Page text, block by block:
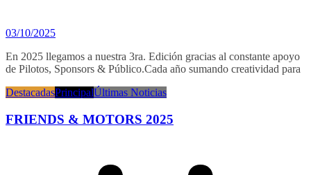
03/10/2025
En 2025 llegamos a nuestra 3ra. Edición gracias al constante apoyo
de Pilotos, Sponsors & Público.Cada año sumando creatividad para
DestacadasPrincipalÚltimas Noticias
FRIENDS & MOTORS 2025